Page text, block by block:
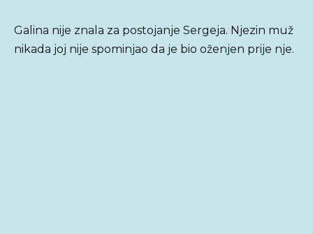
Galina nije znala za postojanje Sergeja. Njezin muž
nikada joj nije spominjao da je bio oženjen prije nje.